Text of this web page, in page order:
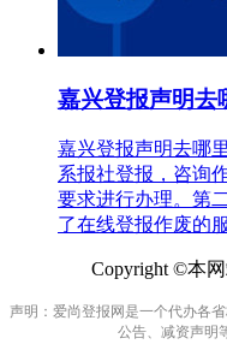
嘉兴登报声明去
嘉兴登报声明去哪
系报社登报，咨询
要求进行办理。第
了在线登报作废的
Copyright ©本
声明：爱尚登报网是一个代办各
公告、减资声明